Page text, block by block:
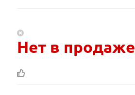
Нет в продаже